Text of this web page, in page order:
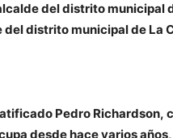
del distrito municipal
distrito municipal de La
Pedro Richardson,
desde hace varios